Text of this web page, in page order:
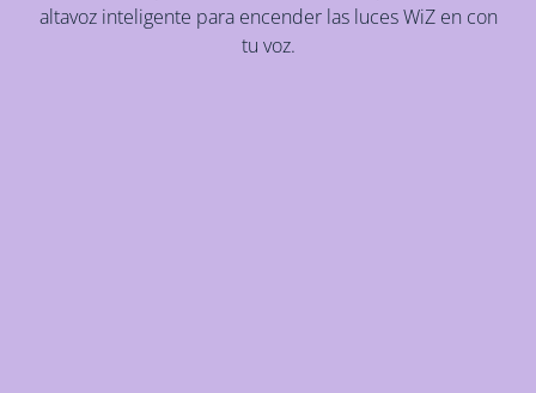
altavoz inteligente para encender las luces WiZ en con
tu voz.